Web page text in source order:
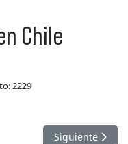
Chile
2229
2009 Artículo
Siguiente